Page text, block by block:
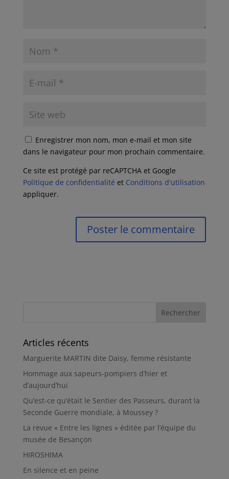
Enregistrer mon nom, mon e-mail et mon site
dans le navigateur pour mon prochain commentaire.
Ce site est protégé par reCAPTCHA et Google
Politique de confidentialité et Conditions d'utilisation
appliquer.
Articles récents
Marguerite MARTIN dite Daisy, femme résistante
Hommage aux sapeurs-pompiers d’hier et
d’aujourd’hui
Qu’est-ce qu’était le Sentier des Passeurs, durant la
Seconde Guerre mondiale, à Moussey ?
La revue « Entre les lignes » éditée par l’équipe du
musée de Besançon
HIROSHIMA
En silence et en peine